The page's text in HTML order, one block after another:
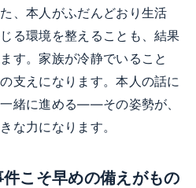
、本人がふだんどおり生活
る環境を整えることも、結果
す。家族が冷静でいること
支えになります。本人の話に
緒に進める——その姿勢が、
な力になります。
件こそ早めの備えがもの